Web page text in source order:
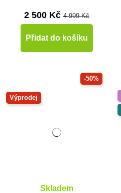
2 500 Kč 4 999 Kč
Přidat do košíku
-50%
Výprodej
Skladem